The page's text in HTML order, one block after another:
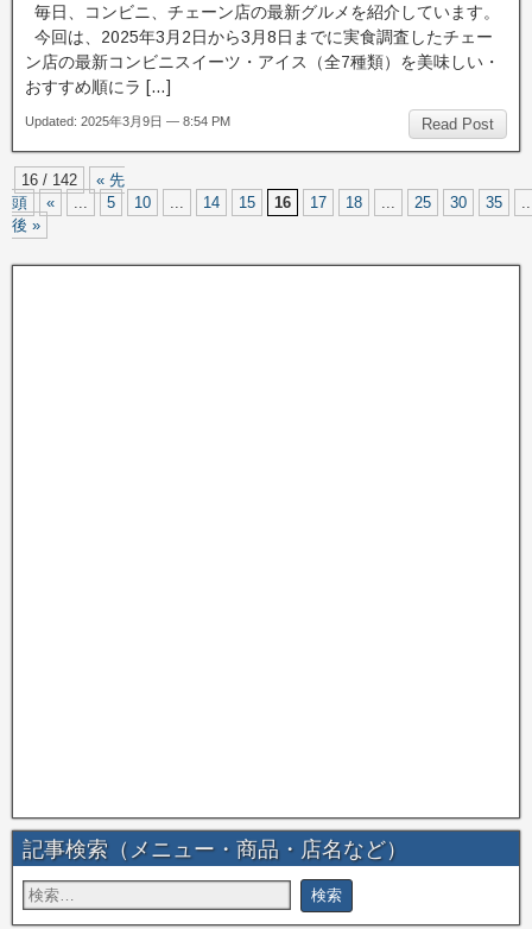
毎日、コンビニ、チェーン店の最新グルメを紹介しています。
今回は、2025年3月2日から3月8日までに実食調査したチェー
ン店の最新コンビニスイーツ・アイス（全7種類）を美味しい・
おすすめ順にラ […]
Read Post
Updated: 2025年3月9日 — 8:54 PM
16 / 142
« 先
頭
« ... 5 10 ... 14 15 16 17 18 ... 25 30 35
後 »
記事検索（メニュー・商品・店名など）